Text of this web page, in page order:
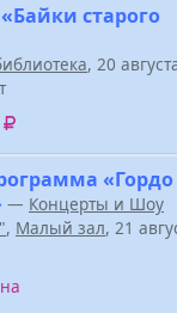
старого
, 20
«Гордо
— Концерты и Шоу
, Малый зал, 21